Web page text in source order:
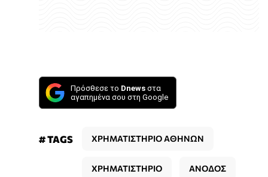
Πρόσθεσε το Dnews στα
αγαπημένα σου στη Google
# TAGS ΧΡΗΜΑΤΙΣΤΗΡΙΟ ΑΘΗΝΩΝ
ΧΡΗΜΑΤΙΣΤΗΡΙΟ ΑΝΟΔΟΣ